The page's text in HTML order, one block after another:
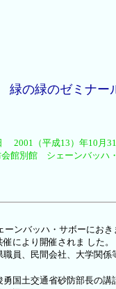
の緑のゼミナー
2001（平成13）年10月
会館別館 シェーンバッハ
ンバッハ・サボーにお
により開催されま した。
員、民間会社、大学関係
国土交通省砂防部長の講